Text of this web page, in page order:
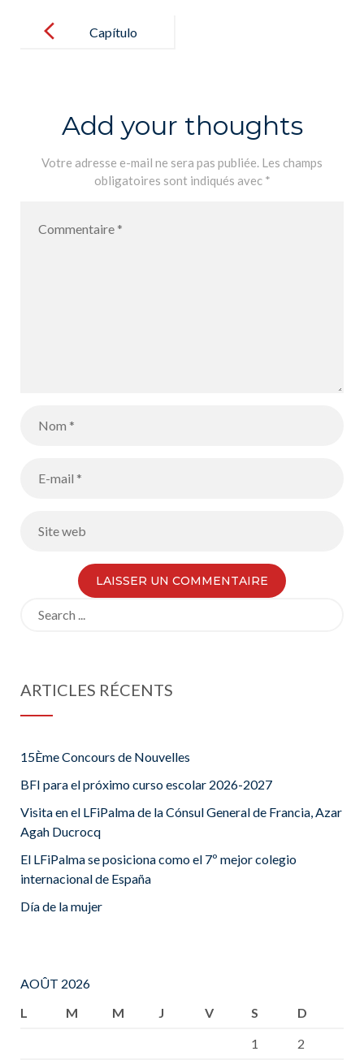
navigation
Capítulo
Add your thoughts
Votre adresse e-mail ne sera pas publiée. Les champs
obligatoires sont indiqués avec *
ARTICLES RÉCENTS
15Ème Concours de Nouvelles
BFI para el próximo curso escolar 2026-2027
Visita en el LFiPalma de la Cónsul General de Francia, Azar
Agah Ducrocq
El LFiPalma se posiciona como el 7º mejor colegio
internacional de España
Día de la mujer
AOÛT 2026
L
M M J V S
D
1
2